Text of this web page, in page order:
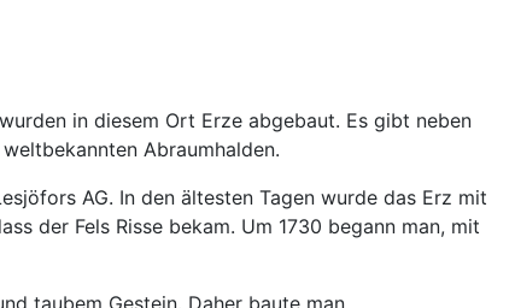
in diesem Ort Erze abgebaut. Es gibt neben
Abraumhalden.
AG. In den ältesten Tagen wurde das Erz mit
der Fels Risse bekam. Um 1730 begann man, mit
taubem Gestein. Daher baute man